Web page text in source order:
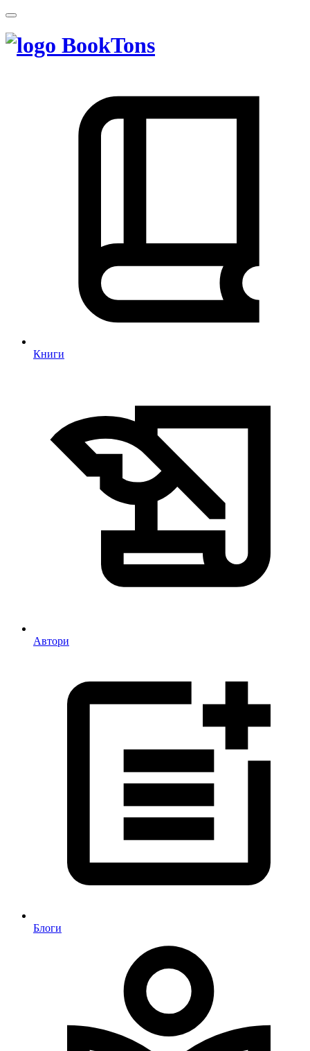
BookTons
Книги
Автори
Блоги